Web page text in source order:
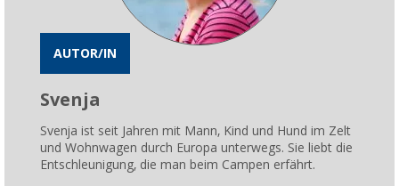
AUTOR/IN
Svenja
Svenja ist seit Jahren mit Mann, Kind und Hund im Zelt
und Wohnwagen durch Europa unterwegs. Sie liebt die
Entschleunigung, die man beim Campen erfährt.